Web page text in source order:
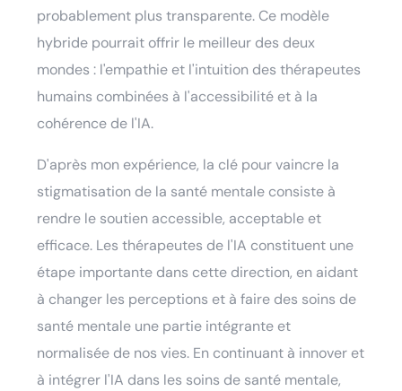
probablement plus transparente. Ce modèle
hybride pourrait offrir le meilleur des deux
mondes : l'empathie et l'intuition des thérapeutes
humains combinées à l'accessibilité et à la
cohérence de l'IA.
D'après mon expérience, la clé pour vaincre la
stigmatisation de la santé mentale consiste à
rendre le soutien accessible, acceptable et
efficace. Les thérapeutes de l'IA constituent une
étape importante dans cette direction, en aidant
à changer les perceptions et à faire des soins de
santé mentale une partie intégrante et
normalisée de nos vies. En continuant à innover et
à intégrer l'IA dans les soins de santé mentale,